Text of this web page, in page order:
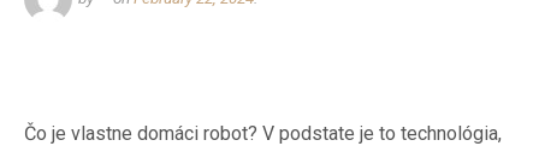
Čo je vlastne domáci robot? V podstate je to technológia,